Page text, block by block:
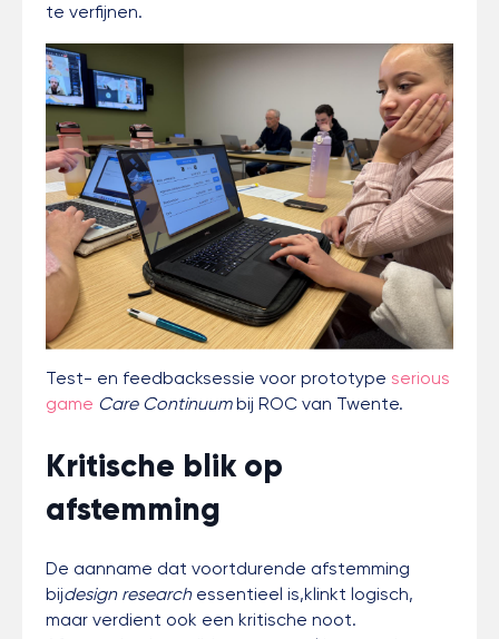
te verfijnen.
Test- en feedbacksessie voor prototype serious
game Care Continuumbij ROC van Twente.
Kritische blik op
afstemming
De aanname dat voortdurende afstemming
bijdesign researchessentieel is,klinkt logisch,
maar verdient ook een kritische noot.